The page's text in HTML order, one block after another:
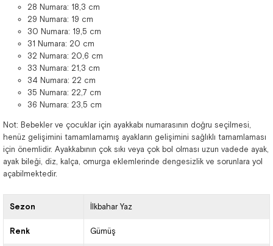
28 Numara: 18,3 cm
29 Numara: 19 cm
30 Numara: 19,5 cm
31 Numara: 20 cm
32 Numara: 20,6 cm
33 Numara: 21,3 cm
34 Numara: 22 cm
35 Numara: 22,7 cm
36 Numara: 23,5 cm
Not: Bebekler ve çocuklar için ayakkabı numarasının doğru seçilmesi,
henüz gelişimini tamamlamamış ayakların gelişimini sağlıklı tamamlaması
için önemlidir. Ayakkabının çok sıkı veya çok bol olması uzun vadede ayak,
ayak bileği, diz, kalça, omurga eklemlerinde dengesizlik ve sorunlara yol
açabilmektedir.
Sezon İlkbahar Yaz
Renk Gümüş